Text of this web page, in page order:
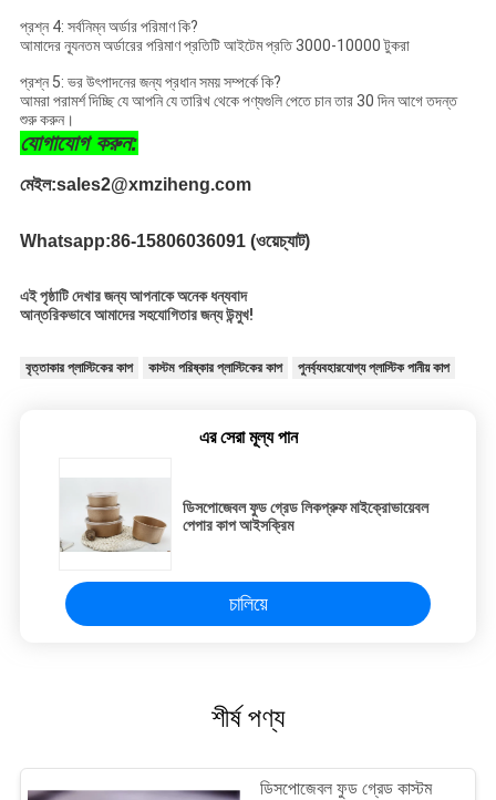
প্রশ্ন 4: সর্বনিম্ন অর্ডার পরিমাণ কি?
আমাদের ন্যূনতম অর্ডারের পরিমাণ প্রতিটি আইটেম প্রতি 3000-10000 টুকরা
প্রশ্ন 5: ভর উৎপাদনের জন্য প্রধান সময় সম্পর্কে কি?
আমরা পরামর্শ দিচ্ছি যে আপনি যে তারিখ থেকে পণ্যগুলি পেতে চান তার 30 দিন আগে তদন্ত
শুরু করুন।
যোগাযোগ করুন:
মেইল:sales2@xmziheng.com
Whatsapp:86-15806036091 (ওয়েচ্যাট)
এই পৃষ্ঠাটি দেখার জন্য আপনাকে অনেক ধন্যবাদ
আন্তরিকভাবে আমাদের সহযোগিতার জন্য উন্মুখ!
বৃত্তাকার প্লাস্টিকের কাপ কাস্টম পরিষ্কার প্লাস্টিকের কাপ পুনর্ব্যবহারযোগ্য প্লাস্টিক পানীয় কাপ
এর সেরা মূল্য পান
ডিসপোজেবল ফুড গ্রেড লিকপ্রুফ মাইক্রোভায়েবল
পেপার কাপ আইসক্রিম
চালিয়ে
শীর্ষ পণ্য
ডিসপোজেবল ফুড গ্রেড কাস্টম